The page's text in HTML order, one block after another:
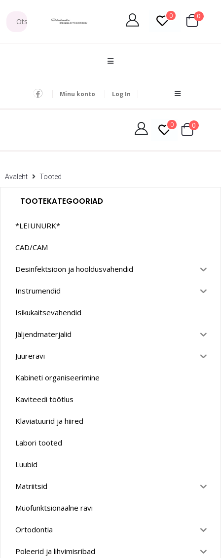
0 0
Minu konto Log In
0 0
Avaleht Tooted
TOOTEKATEGOORIAD
*LEIUNURK*
CAD/CAM
Desinfektsioon ja hooldusvahendid
Instrumendid
Isikukaitsevahendid
Jäljendmaterjalid
Juureravi
Kabineti organiseerimine
Kaviteedi töötlus
Klaviatuurid ja hiired
Labori tooted
Luubid
Matriitsid
Müofunktsionaalne ravi
Ortodontia
Poleerid ja lihvimisribad